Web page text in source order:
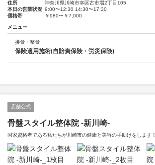
住所
神奈川県川崎市幸区古市場2丁目105
本日の営業状況 9:00〜12:30 14:30〜17:30
価格帯
￥980〜￥7,000
メニュー
接骨・整骨
保険適用施術(自賠責保険・労災保険)
店舗公式
骨盤スタイル整体院 -新川崎-
国家資格者である私たちが川崎市の健康と美容の手助けをします！